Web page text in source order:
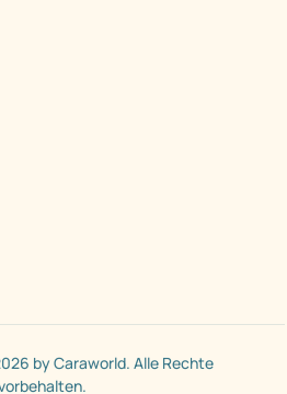
by Caraworld. Alle Rechte